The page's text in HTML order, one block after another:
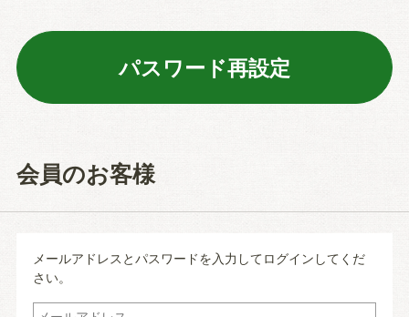
会員のお客様
メールアドレスとパスワードを入力してログインしてくだ
さい。